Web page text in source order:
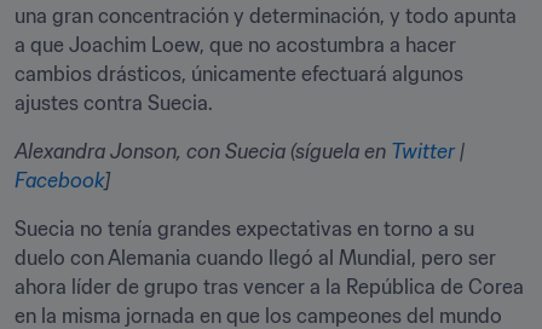
una gran concentración y determinación, y todo apunta
a que Joachim Loew, que no acostumbra a hacer
cambios drásticos, únicamente efectuará algunos
ajustes contra Suecia.
Alexandra Jonson, con Suecia (síguela en Twitter
Facebook]
Suecia no tenía grandes expectativas en torno a su
duelo con Alemania cuando llegó al Mundial, pero ser
ahora líder de grupo tras vencer a la República de Corea
en la misma jornada en que los campeones del mundo